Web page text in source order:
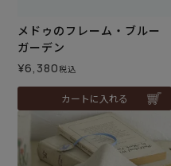
メドゥのフレーム・ブルー
ガーデン
¥6,380税込
カートに入れる